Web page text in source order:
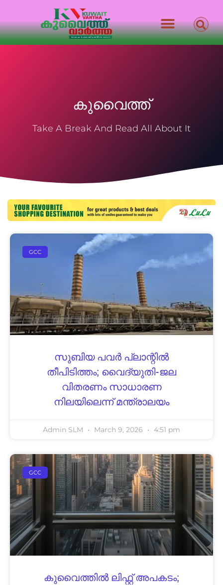
കുവൈത്ത്
Take A Break And Read All About It
GCC
സുബിയ പവർ പ്ലാന്റിൽ
തീപിടിത്തം; വൈദ്യുതി-ജല
വിതരണം സാധാരണ
നിലയിലെന്ന് മന്ത്രാലയം
Admin SLM March 9, 2026 4:51 pm
GCC
കുവൈത്തിൽ ലിഫ്റ്റ് അപകടം;